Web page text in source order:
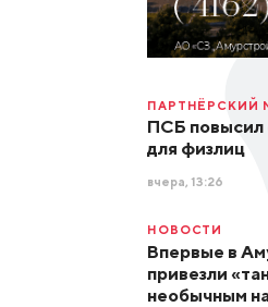
ПАРТНЁРСКИЙ
ПСБ повысил
для физлиц
вчера, 13:26
НОВОСТИ
Впервые в
привезли
необычным